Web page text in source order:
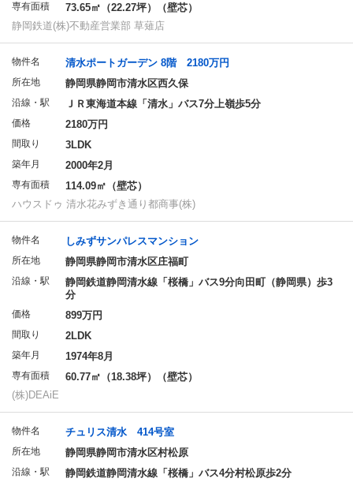
専有面積
73.65㎡（22.27坪）（壁芯）
静岡鉄道(株)不動産営業部 草薙店
物件名 清水ポートガーデン 8階 2180万円
所在地 静岡県静岡市清水区西久保
沿線・駅 ＪＲ東海道本線「清水」バス7分上嶺歩5分
価格 2180万円
間取り 3LDK
築年月 2000年2月
専有面積
114.09㎡（壁芯）
ハウスドゥ 清水花みずき通り都商事(株)
物件名 しみずサンパレスマンション
所在地 静岡県静岡市清水区庄福町
沿線・駅
静岡鉄道静岡清水線「桜橋」バス9分向田町（静岡県）歩3
分
価格 899万円
間取り 2LDK
築年月 1974年8月
専有面積
60.77㎡（18.38坪）（壁芯）
(株)DEAiE
物件名 チュリス清水 414号室
所在地 静岡県静岡市清水区村松原
沿線・駅 静岡鉄道静岡清水線「桜橋」バス4分村松原歩2分